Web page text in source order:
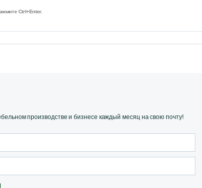
Ctrl+Enter.
производстве и бизнесе каждый месяц на свою почту!